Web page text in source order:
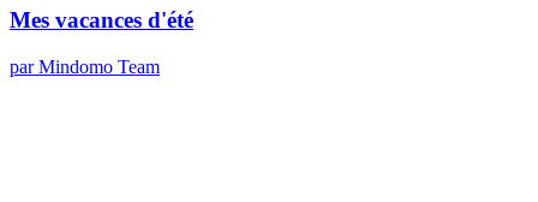
Mes vacances d'été
par Mindomo Team